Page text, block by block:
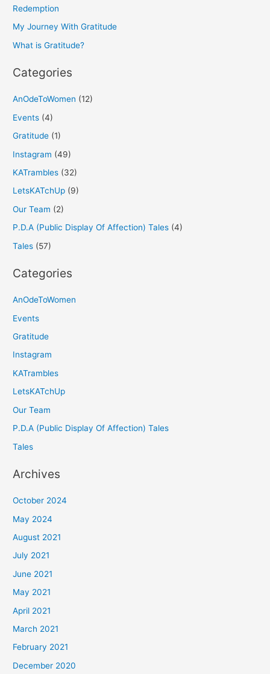
f
o
Redemption
My Journey With Gratitude
What is Gratitude?
Categories
AnOdeToWomen (12)
Events (4)
Gratitude (1)
Instagram (49)
KATrambles (32)
LetsKATchUp (9)
Our Team (2)
P.D.A (Public Display Of Affection) Tales (4)
Tales (57)
Categories
AnOdeToWomen
Events
Gratitude
Instagram
KATrambles
LetsKATchUp
Our Team
P.D.A (Public Display Of Affection) Tales
Tales
Archives
October 2024
May 2024
August 2021
July 2021
June 2021
May 2021
April 2021
March 2021
February 2021
December 2020